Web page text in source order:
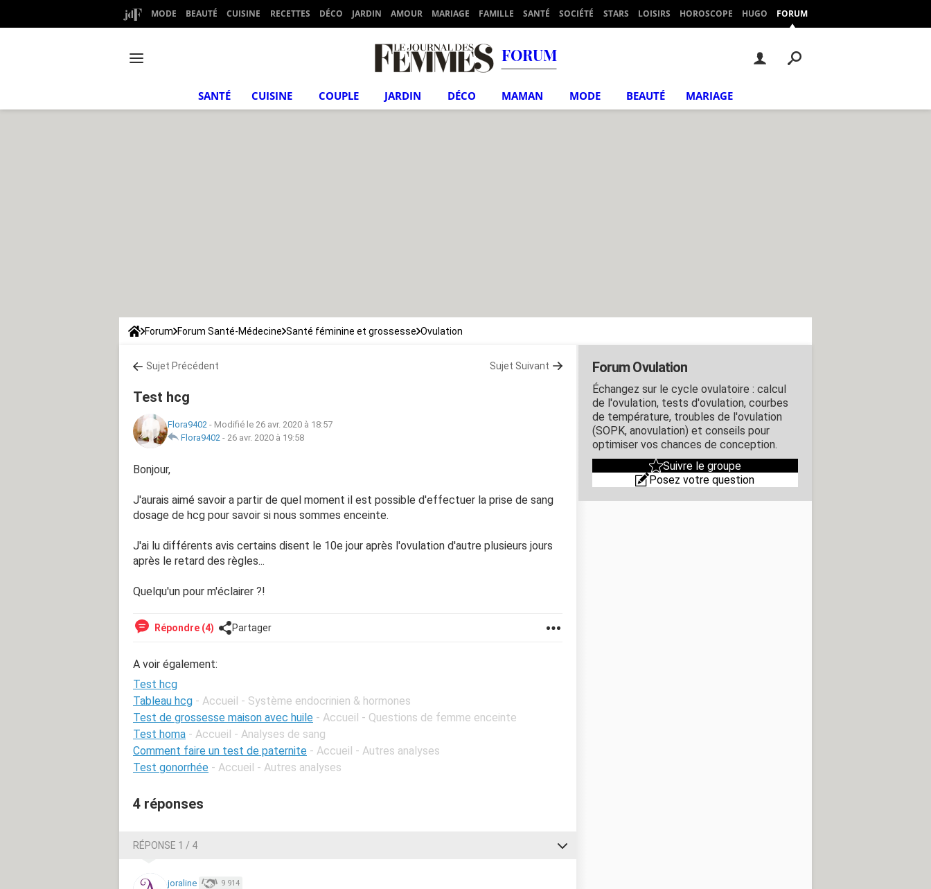
MODE BEAUTÉ CUISINE RECETTES DÉCO JARDIN AMOUR MARIAGE FAMILLE SANTÉ SOCIÉTÉ STARS LOISIRS HOROSCOPE HUGO FORUM
FORUM
SANTÉ CUISINE COUPLE JARDIN DÉCO MAMAN MODE BEAUTÉ MARIAGE
Forum Forum Santé-Médecine Santé féminine et grossesse Ovulation
Sujet Précédent Sujet Suivant
Test hcg
Flora9402 - Modifié le 26 avr. 2020 à 18:57
Flora9402 - 26 avr. 2020 à 19:58
Bonjour,
J'aurais aimé savoir a partir de quel moment il est possible d'effectuer la prise de sang
dosage de hcg pour savoir si nous sommes enceinte.
J'ai lu différents avis certains disent le 10e jour après l'ovulation d'autre plusieurs jours
après le retard des règles...
Quelqu'un pour m'éclairer ?!
Répondre (4) Partager
A voir également:
Test hcg
Tableau hcg - Accueil - Système endocrinien & hormones
Test de grossesse maison avec huile - Accueil - Questions de femme enceinte
Test homa - Accueil - Analyses de sang
Comment faire un test de paternite - Accueil - Autres analyses
Test gonorrhée - Accueil - Autres analyses
4 réponses
RÉPONSE 1 / 4
joraline 9 914
Forum Ovulation
Échangez sur le cycle ovulatoire : calcul
de l'ovulation, tests d'ovulation, courbes
de température, troubles de l'ovulation
(SOPK, anovulation) et conseils pour
optimiser vos chances de conception.
Suivre le groupe
Posez votre question